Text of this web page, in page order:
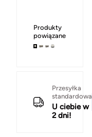
Produkty
powiązane
Przesyłka
standardowa
U ciebie w
2 dni!